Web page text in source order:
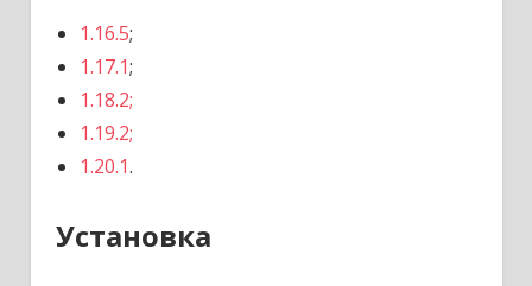
1.16.5;
1.17.1;
1.18.2;
1.19.2;
1.20.1.
Установка